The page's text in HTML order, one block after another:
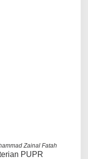
Zainal Fatah
PUPR